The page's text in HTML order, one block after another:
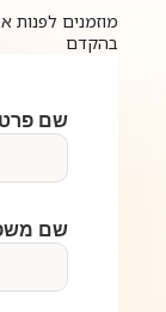
מוזמנים לפנות
בהקדם